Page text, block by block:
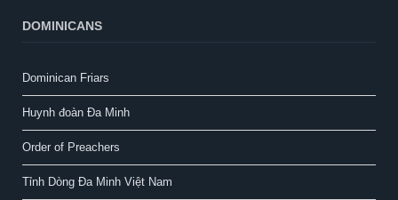
DOMINICANS
Dominican Friars
Huynh đoàn Đa Minh
Order of Preachers
Tỉnh Dòng Đa Minh Việt Nam